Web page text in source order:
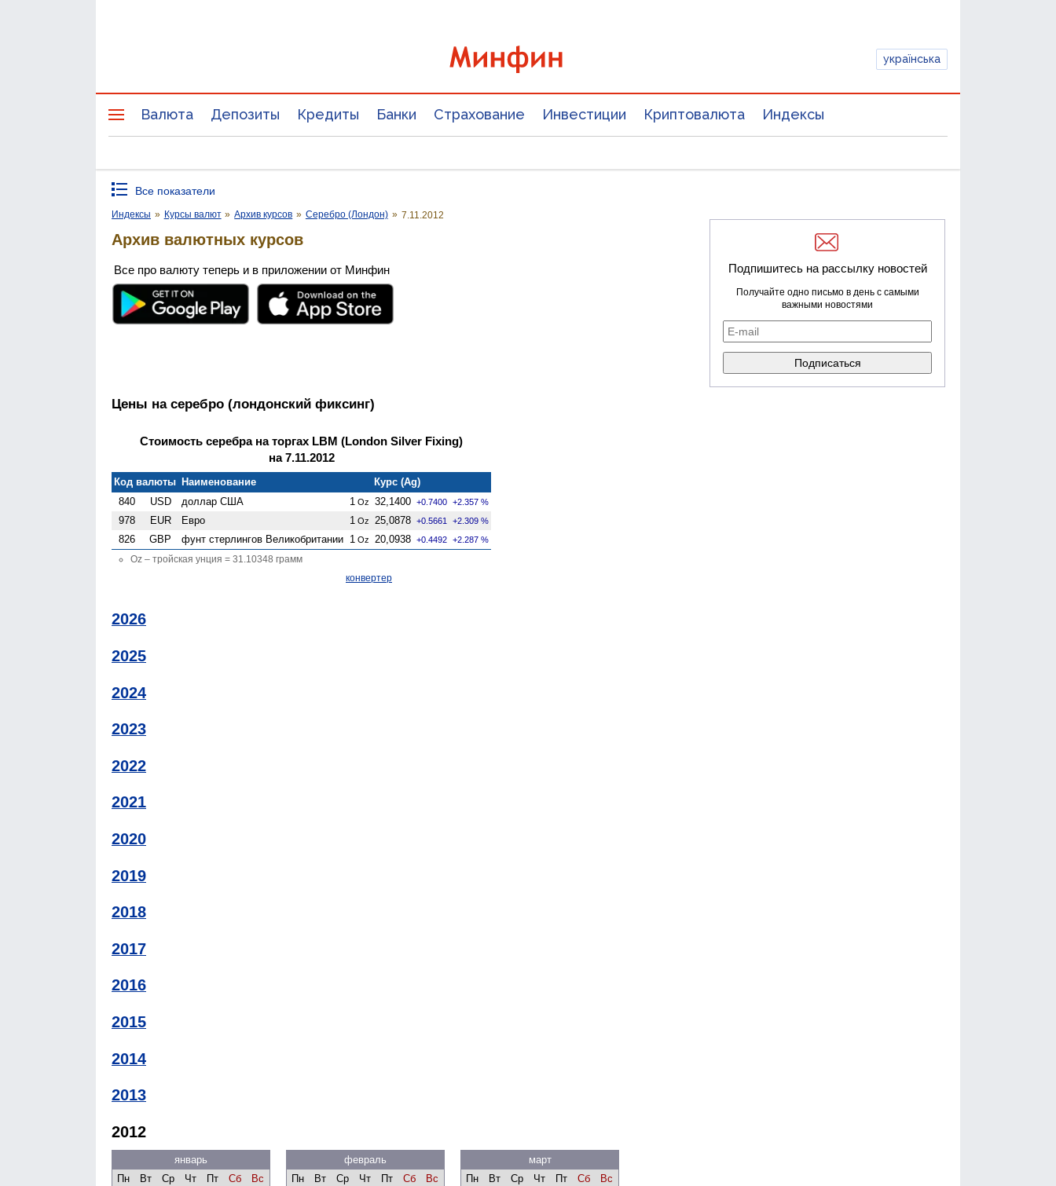
українська
Валюта Депозиты Кредиты Банки Страхование Инвестиции Криптовалюта Индексы
Все показатели
Индексы » Курсы валют » Архив курсов » Серебро (Лондон) » 7.11.2012
Архив валютных курсов
Все про валюту теперь и в приложении от Минфин
Цены на серебро (лондонский фиксинг)
Стоимость серебра на торгах LBM (London Silver Fixing)
на 7.11.2012
Код валюты Наименование
Курс (Ag)
840
USD доллар США 1 Oz 32,1400 +0.7400 +2.357 %
978 EUR Евро 1 Oz 25,0878 +0.5661 +2.309 %
826 GBP фунт стерлингов Велико­британии 1 Oz 20,0938 +0.4492 +2.287 %
Oz – тройская унция = 31.10348 грамм
конвертер
2026
2025
2024
2023
2022
2021
2020
2019
2018
2017
2016
2015
2014
2013
2012
январь
Пн
Вт Ср Чт Пт Сб
Вс
февраль
Пн
Вт Ср Чт Пт Сб
Вс
март
Пн
Вт Ср Чт Пт Сб
Вс
Подпишитесь на рассылку новостей
Получайте одно письмо в день с самыми
важными новостями